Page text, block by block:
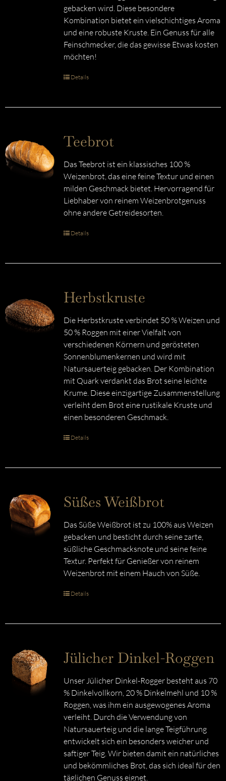
gebacken wird. Diese besondere
Kombination bietet ein vielschichtiges Aroma
und eine robuste Kruste. Ein Genuss für alle
Feinschmecker, die das gewisse Etwas kosten
möchten!
Details
Teebrot
Das Teebrot ist ein klassisches 100 %
Weizenbrot, das eine feine Textur und einen
milden Geschmack bietet. Hervorragend für
Liebhaber von reinem Weizenbrotgenuss
ohne andere Getreidesorten.
Details
Herbstkruste
Die Herbstkruste verbindet 50 % Weizen und
50 % Roggen mit einer Vielfalt von
verschiedenen Körnern und gerösteten
Sonnenblumenkernen und wird mit
Natursauerteig gebacken. Der Kombination
mit Quark verdankt das Brot seine leichte
Krume. Diese einzigartige Zusammenstellung
verleiht dem Brot eine rustikale Kruste und
einen besonderen Geschmack.
Details
Süßes Weißbrot
Das Süße Weißbrot ist zu 100% aus Weizen
gebacken und besticht durch seine zarte,
süßliche Geschmacksnote und seine feine
Textur. Perfekt für Genießer von reinem
Weizenbrot mit einem Hauch von Süße.
Details
Jülicher Dinkel-Roggen
Unser Jülicher Dinkel-Rogger besteht aus 70
% Dinkelvollkorn, 20 % Dinkelmehl und 10 %
Roggen, was ihm ein ausgewogenes Aroma
verleiht. Durch die Verwendung von
Natursauerteig und die lange Teigführung
entwickelt sich ein besonders weicher und
saftiger Teig. Wir bieten damit ein natürliches
und bekömmliches Brot, das sich ideal für den
täglichen Genuss eignet.